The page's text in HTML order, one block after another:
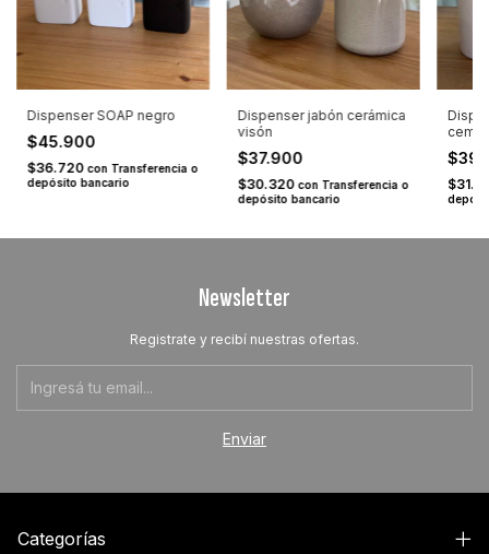
Dispenser SOAP negro
$45.900
$36.720 con Transferencia o
depósito bancario
Dispenser jabón cerámica
visón
$37.900
$30.320 con Transferencia o
depósito bancario
Newsletter
Registrate y recibí nuestras ofertas.
Categorías